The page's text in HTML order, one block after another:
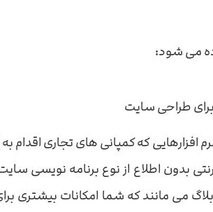
می شود:
طراحی سایت
افزارهایی که کمپانی های تجاری اقدام
بدون اطلاع از نوع برنامه نویسی
می مانند که شما امکانات بیشتری